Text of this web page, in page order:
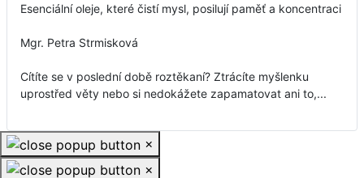
Esenciální oleje, které čistí mysl, posilují paměť a koncentraci
Mgr. Petra Strmisková
Cítíte se v poslední době roztěkaní? Ztrácíte myšlenku
uprostřed věty nebo si nedokážete zapamatovat ani to,...
×
×